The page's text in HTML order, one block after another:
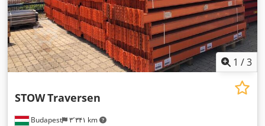
1 /3
Budapest ۳٬۳۴۱ km
STOWTraversen